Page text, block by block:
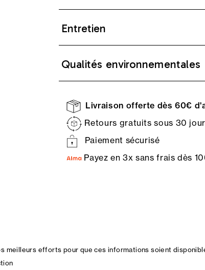
Entretien
Qualités environnementales
Livraison offerte dès 60€
Retours gratuits sous 30
Paiement sécurisé
Payez en 3x sans frais dès
meilleurs efforts pour que ces informations soient